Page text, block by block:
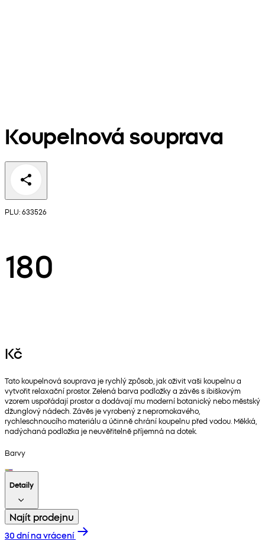
Koupelnová souprava
PLU: 633526
180
Kč
Tato koupelnová souprava je rychlý způsob, jak oživit vaši koupelnu a
vytvořit relaxační prostor. Zelená barva podložky a závěs s ibiškovým
vzorem uspořádají prostor a dodávají mu moderní botanický nebo městský
džunglový nádech. Závěs je vyrobený z nepromokavého,
rychleschnoucího materiálu a účinně chrání koupelnu před vodou. Měkká,
nadýchaná podložka je neuvěřitelně příjemná na dotek.
Barvy
Detaily
Najít prodejnu
30 dní na vrácení